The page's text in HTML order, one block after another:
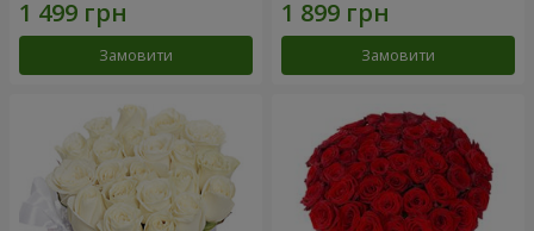
Замовити Замовити